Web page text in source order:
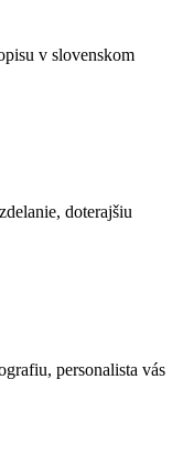
v slovenskom
doterajšiu
personalista vás